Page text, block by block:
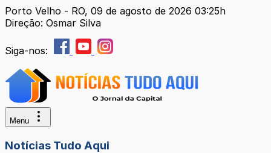
Porto Velho - RO, 09 de agosto de 2026 03:25h
Direção: Osmar Silva
Siga-nos:
Menu
Notícias Tudo Aqui